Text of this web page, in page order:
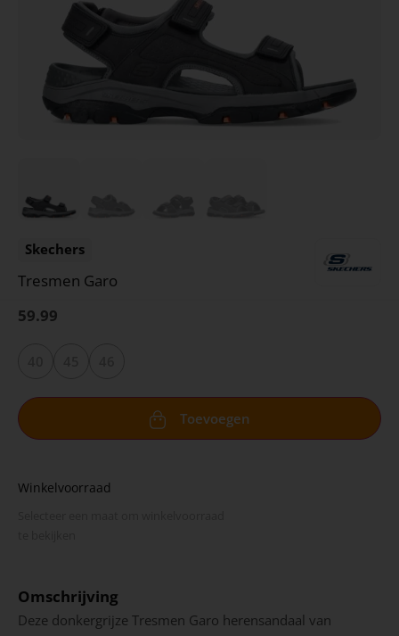
Skechers
Tresmen Garo
59.99
Toevoegen
Winkelvoorraad
Omschrijving
Deze donkergrijze Tresmen Garo herensandaal van